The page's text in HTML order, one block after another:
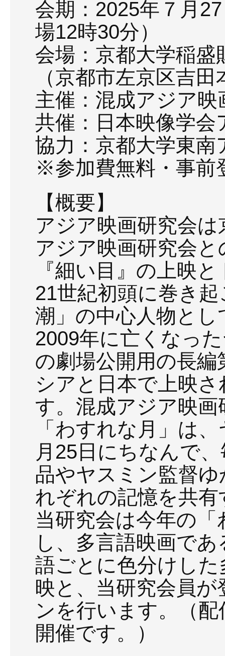
会期：2025年７月
場12時30分）
会場：京都大学稲盛
（京都市左京区吉田
主催：混成アジア映
共催：日本映像学会
協力：京都大学東
※参加費無料・事前
【概要】
アジア映画研究会
アジア映画研究会
『細い目』の上映
21世紀初頭に巻き
潮」の中心人物と
2009年に亡くなっ
の劇場公開用の長
シアと日本で上映
す。混成アジア映
「わすれな月」は
月25日にちなんで
品やヤスミン監督
れぞれの記憶を共
当研究会は今年の
し、多言語映画で
語ごとに色分けし
映と、当研究会員
ンを行います。（
開催です。）